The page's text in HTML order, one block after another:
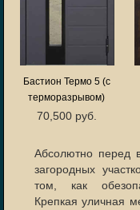
Бастион Термо 5 (с
терморазрывом)
70,500 руб.
Абсолютно перед
загородных
том, как
Крепкая уличная